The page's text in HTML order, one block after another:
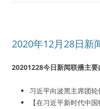
2020年12月28日新
20201228今日新闻联播主要
习近平向波黑主席团
【在习近平新时代中